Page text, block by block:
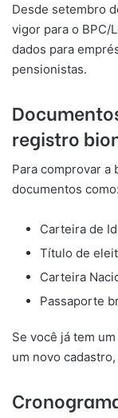
Desde setembro
vigor para o BPC/
dados para
pensionistas.
registro
Para comprovar a
documentos como:
Carteira de
Título de
Carteira
Passaporte
Se você já tem
um novo